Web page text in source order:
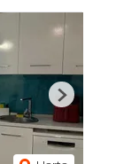
Next